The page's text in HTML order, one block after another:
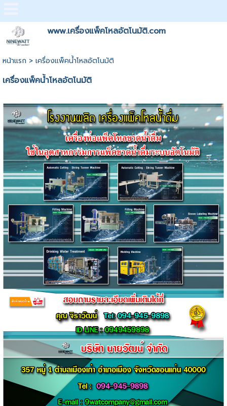
www.เครื่องแพ็คโหลอัตโนมัติ.com
หน้าแรก> เครื่องแพ็คน้ำโหลอัตโนมัติ
เครื่องแพ็คน้ำโหลอัตโนมัติ